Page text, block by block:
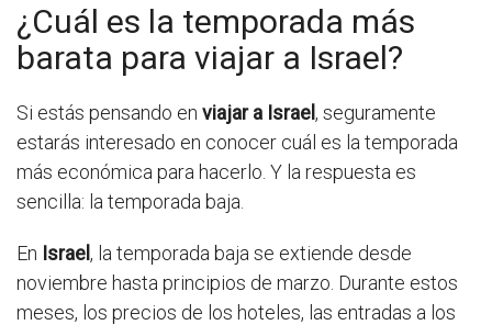
¿Cuál es la temporada más
barata para viajar a Israel?
Si estás pensando en viajar a Israel, seguramente
estarás interesado en conocer cuál es la temporada
más económica para hacerlo. Y la respuesta es
sencilla: la temporada baja.
En Israel, la temporada baja se extiende desde
noviembre hasta principios de marzo. Durante estos
meses, los precios de los hoteles, las entradas a los